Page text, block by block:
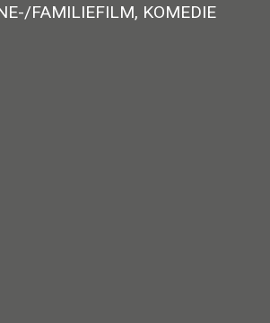
FAMILIEFILM, KOMEDIE